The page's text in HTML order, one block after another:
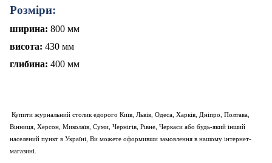
Розміри:
ширина: 800 мм
висота: 430 мм
глибина: 400 мм
Купити журнальний столик едорого Київ, Львів, Одеса, Харків, Дніпро, Полтава,
Вінниця, Херсон, Миколаїв, Суми, Чернігів, Рівне, Черкаси або будь-який інший
населений пункт в Україні, Ви можете оформивши замовлення в нашому інтернет-
магазині.